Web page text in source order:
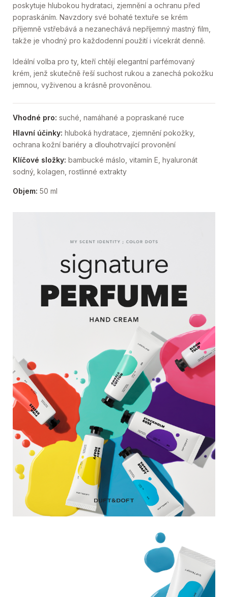
poskytuje hlubokou hydrataci, zjemnění a ochranu před
popraskáním. Navzdory své bohaté textuře se krém
příjemně vstřebává a nezanechává nepříjemný mastný film,
takže je vhodný pro každodenní použití i vícekrát denně.
Ideální volba pro ty, kteří chtějí elegantní parfémovaný
krém, jenž skutečně řeší suchost rukou a zanechá pokožku
jemnou, vyživenou a krásně provoněnou.
Vhodné pro: suché, namáhané a popraskané ruce
Hlavní účinky: hluboká hydratace, zjemnění pokožky,
ochrana kožní bariéry a dlouhotrvající provonění
Klíčové složky: bambucké máslo, vitamín E, hyaluronát
sodný, kolagen, rostlinné extrakty
Objem: 50 ml